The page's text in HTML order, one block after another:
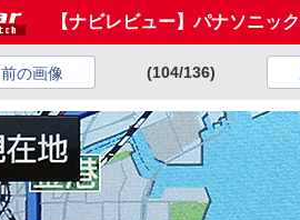
【ナビレビュー】パナソニッ
前の画像 (104/136)